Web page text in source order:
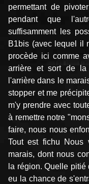
permettant de
pendant que
suffisamment les
B1bis (avec lequel il
procède ici comme
arrière et sort de la
l'arrière dans le
stopper et me
m'y prendre avec
à remettre notre
faire, nous nous
Tout est fichu
marais, dont nous
la région. Quelle
eu la chance de